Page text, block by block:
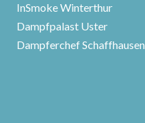
InSmoke Winterthur
Dampfpalast Uster
Dampferchef Schaffhausen